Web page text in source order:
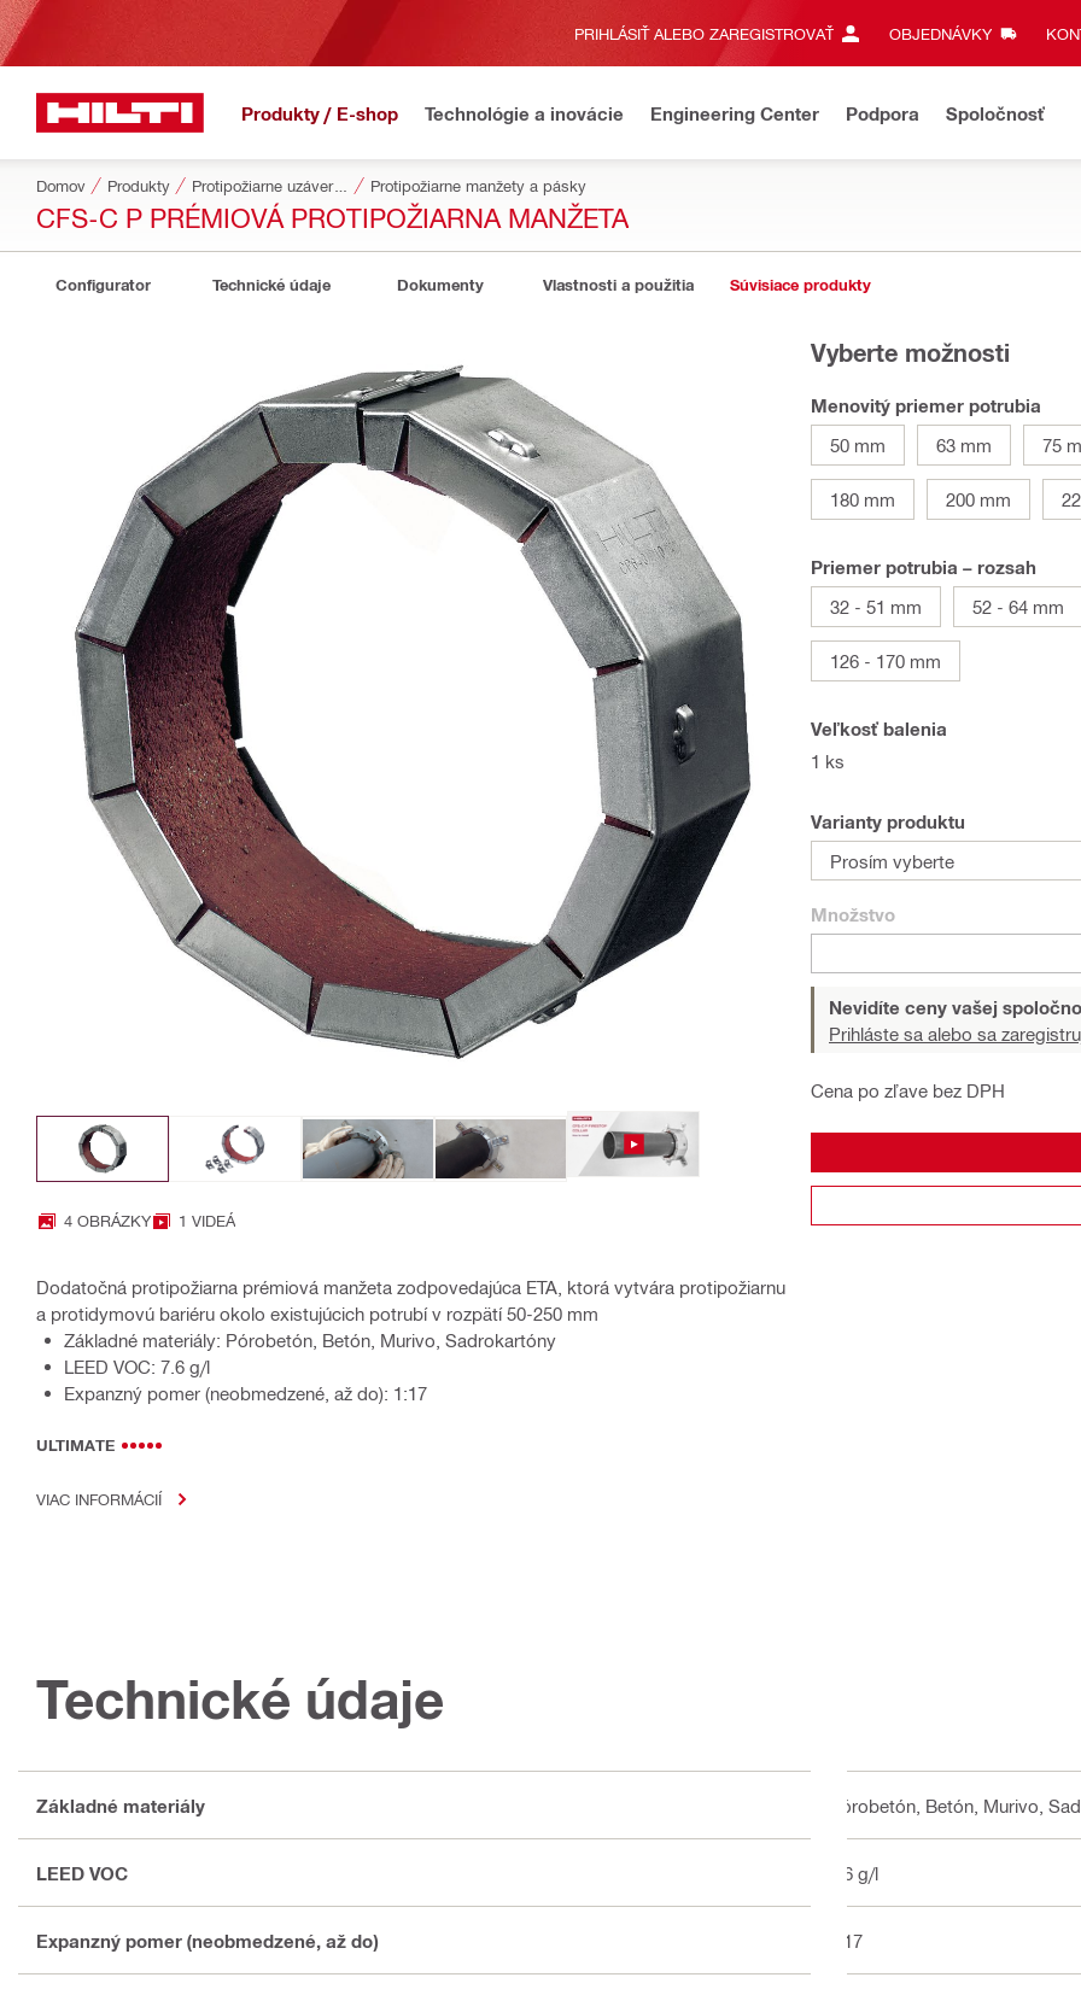
PRIHLÁSIŤ ALEBO ZAREGISTROVAŤ OBJEDNÁVKY
Produkty / E-shop Technológie a inovácie Engineering Center Podpora Spoločnosť
Domov Produkty Protipožiarne uzávery a ochrana Protipožiarne manžety a pásky
CFS-C P PRÉMIOVÁ PROTIPOŽIARNA MANŽETA
Configurator Technické údaje Dokumenty Vlastnosti a použitia Súvisiace produkty
4 OBRÁZKY 1 VIDEÁ
Dodatočná protipožiarna prémiová manžeta zodpovedajúca ETA, ktorá vytvára protipožiarnu
a protidymovú bariéru okolo existujúcich potrubí v rozpätí 50-250 mm
Základné materiály: Pórobetón, Betón, Murivo, Sadrokartóny
LEED VOC: 7.6 g/l
Expanzný pomer (neobmedzené, až do): 1:17
ULTIMATE
VIAC INFORMÁCIÍ
Vyberte možnosti
Menovitý priemer potrubia
50 mm
63 mm 75
180 mm 200 mm
Priemer potrubia – rozsah
32 - 51 mm
52 - 64 mm
126 - 170 mm
Veľkosť balenia
1 ks
Varianty produktu
Prosím vyberte
Množstvo
Nevidíte ceny vašej
Prihláste sa alebo sa
Cena po zľave bez DPH
Technické údaje
Základné materiály Pórobetón, Betón, Murivo,
LEED VOC 7.6 g/l
Expanzný pomer (neobmedzené, až do) 1:17